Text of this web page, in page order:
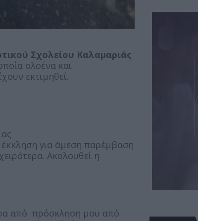
Σχολείου Καλαμαριάς
ολοένα και
εκτιμηθεί.
έκκληση για άμεση παρέμβαση
Ακολουθεί η
από πρόσκληση μου από